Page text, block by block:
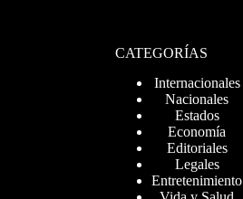
CATEGORÍAS
Internacionales
Nacionales
Estados
Economía
Editoriales
Legales
Entretenimiento